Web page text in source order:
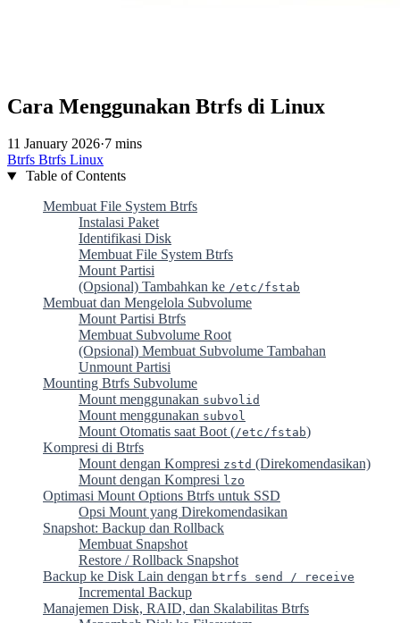
Cara Menggunakan Btrfs di Linux
11 January 2026·7 mins
Btrfs Btrfs Linux
Table of Contents
Membuat File System Btrfs
Instalasi Paket
Identifikasi Disk
Membuat File System Btrfs
Mount Partisi
(Opsional) Tambahkan ke /etc/fstab
Membuat dan Mengelola Subvolume
Mount Partisi Btrfs
Membuat Subvolume Root
(Opsional) Membuat Subvolume Tambahan
Unmount Partisi
Mounting Btrfs Subvolume
Mount menggunakan subvolid
Mount menggunakan subvol
Mount Otomatis saat Boot (/etc/fstab)
Kompresi di Btrfs
Mount dengan Kompresi zstd (Direkomendasikan)
Mount dengan Kompresi lzo
Optimasi Mount Options Btrfs untuk SSD
Opsi Mount yang Direkomendasikan
Snapshot: Backup dan Rollback
Membuat Snapshot
Restore / Rollback Snapshot
Backup ke Disk Lain dengan btrfs send / receive
Incremental Backup
Manajemen Disk, RAID, dan Skalabilitas Btrfs